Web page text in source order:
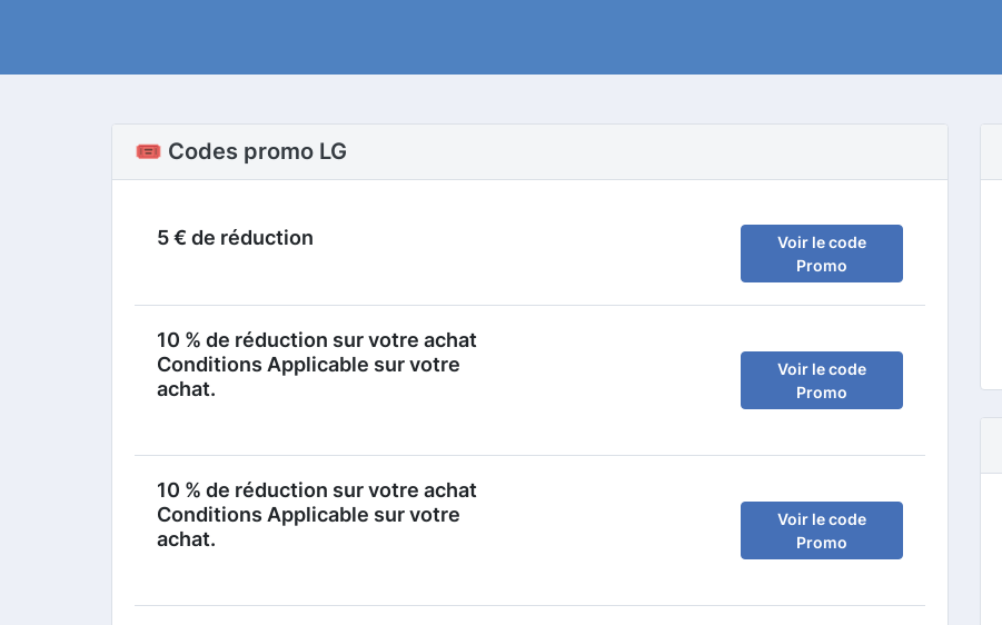
🎟️ Codes promo LG
5 € de réduction
Voir le code
Promo
10 % de réduction sur votre achat
Conditions Applicable sur votre
achat.
Voir le code
Promo
10 % de réduction sur votre achat
Conditions Applicable sur votre
achat.
Voir le code
Promo